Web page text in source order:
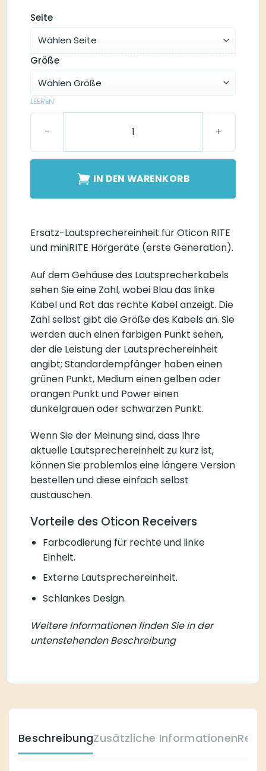
Seite
Größe
LEEREN
Oticon RITE S Hörer Menge
IN DEN WARENKORB
Ersatz-Lautsprechereinheit für Oticon RITE
und miniRITE Hörgeräte (erste Generation).
Auf dem Gehäuse des Lautsprecherkabels
sehen Sie eine Zahl, wobei Blau das linke
Kabel und Rot das rechte Kabel anzeigt. Die
Zahl selbst gibt die Größe des Kabels an. Sie
werden auch einen farbigen Punkt sehen,
der die Leistung der Lautsprechereinheit
angibt; Standardempfänger haben einen
grünen Punkt, Medium einen gelben oder
orangen Punkt und Power einen
dunkelgrauen oder schwarzen Punkt.
Wenn Sie der Meinung sind, dass Ihre
aktuelle Lautsprechereinheit zu kurz ist,
können Sie problemlos eine längere Version
bestellen und diese einfach selbst
austauschen.
Vorteile des Oticon Receivers
Farbcodierung für rechte und linke
Einheit.
Externe Lautsprechereinheit.
Schlankes Design.
Weitere Informationen finden Sie in der
untenstehenden Beschreibung
BeschreibungZusätzliche Informationen